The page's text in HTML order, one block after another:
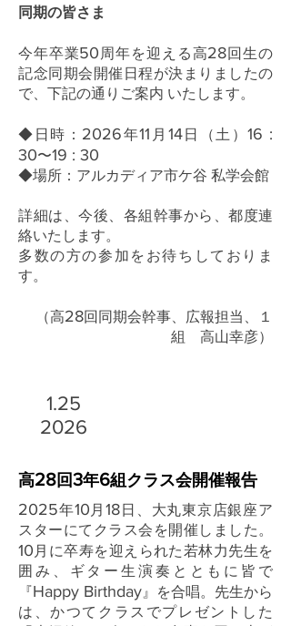
同期の皆さま
今年卒業50 周年を迎える高28回生の
記念同期会開催日程が決まりましたの
で、下記の通りご案内 いたします。
◆日時： 2026年11 月 14日（土）16 :
30〜19 : 30
◆場所：アルカディア市ケ谷 私学会館
詳細は、今後、各組幹事から、都度連
絡いたします。
多数の方の参加をお待ちしておりま
す。
（高28回同期会幹事、広報担当、１
組 高山幸彦）
1.25
2026
高28回3年6組クラス会開催報告
2025年10 月18 日、大丸東京店銀座ア
スターにてクラス会を開催しました。
10 月に卒寿を迎えられた若林力先生を
囲み、ギター生演奏とともに皆で
『Happy Birthday 』を合唱。先生から
は、かつてクラスでプレゼントした